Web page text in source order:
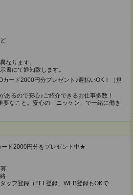
なります。
書にて通知致します。
カード2000円分プレゼント♪週払いOK！（規
るので安心♪ご紹介できるお仕事多数！
要なこと。安心の「ニッケン」で一緒に働き
ド2000円分をプレゼント中★
ッフ登録（TEL登録、WEB登録もOKで